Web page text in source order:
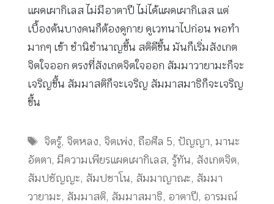
แผดเผากิเลส ไม่มีอาตาปี ไม่ได้แผดเผากิเลส แต่
เบื้องต้นบางคนก็ต้องดูกาย ดูเวทนาไปก่อน พอทำ
มากๆ เข้า ชำนิชำนาญขึ้น สติดีขึ้น มันก็เริ่มสังเกต
จิตใจออก ตรงที่สังเกตจิตใจออก สัมมาวายามะก็จะ
เจริญขึ้น สัมมาสติก็จะเจริญ สัมมาสมาธิก็จะเจริญ
ขึ้น
Tags
จิตรู้, จิตหลง, จิตเพ่ง, ถือศีล 5, ปัญญา, มานะ
อัตตา, มีความเพียรแผดเผากิเลส, รู้ทัน, สังเกตจิต,
สัมปชัญญะ, สัมปชาโน, สัมมาญาณะ, สัมมา
วายามะ, สัมมาสติ, สัมมาสมาธิ, อาตาปี, อารมณ์